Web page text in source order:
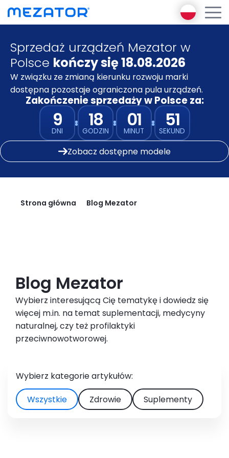
Produkty
Encyklopedia Diagnostyki
Funkcjonalnej
Mezator BRT 2 gen
Mezator HealthPack
Pakiet premium
O nas
Ambasador Mezator
E-learning
Mezator AI
Blog
Kontakt
Zaloguj się
Sprzedaż urządzeń Mezator w
Polsce kończy się 18.08.2026
W związku ze zmianą kierunku rozwoju marki
dostępna pozostaje ograniczona pula urządzeń.
Zakończenie sprzedaży w Polsce za:
9
DNI
18
GODZIN
01
MINUT
51
SEKUND
Zobacz dostępne modele
Strona główna Blog Mezator
Blog Mezator
Wybierz interesującą Cię tematykę i dowiedz się
więcej m.in. na temat suplementacji, medycyny
naturalnej, czy też profilaktyki
przeciwnowotworowej.
Wybierz kategorie artykułów:
Wszystkie
Zdrowie Suplementy